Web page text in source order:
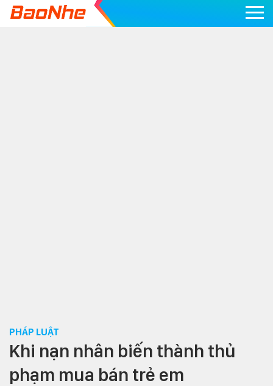
PHÁP LUẬT
Khi nạn nhân biến thành thủ
phạm mua bán trẻ em